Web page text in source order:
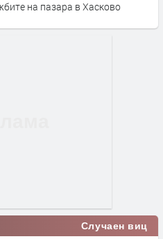
на пазара в Хасково
Случаен виц